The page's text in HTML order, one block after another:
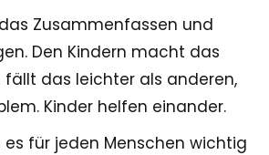
Zusammenfassen und
Den Kindern macht das
fällt das leichter als anderen,
Kinder helfen einander.
es für jeden Menschen wichtig